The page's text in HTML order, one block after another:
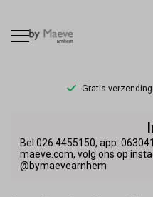
Gratis
Vintage
Vitow
Bel 026 4455150, app:
maeve.com, volg ons op
@bymaevearnhem